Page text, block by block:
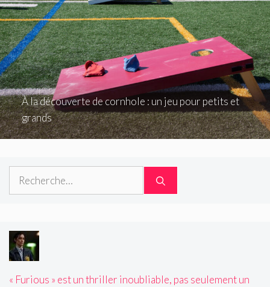
À la découverte de cornhole : un jeu pour petits et
grands
Rechercher :
« Furious » est un thriller inoubliable, pas seulement un